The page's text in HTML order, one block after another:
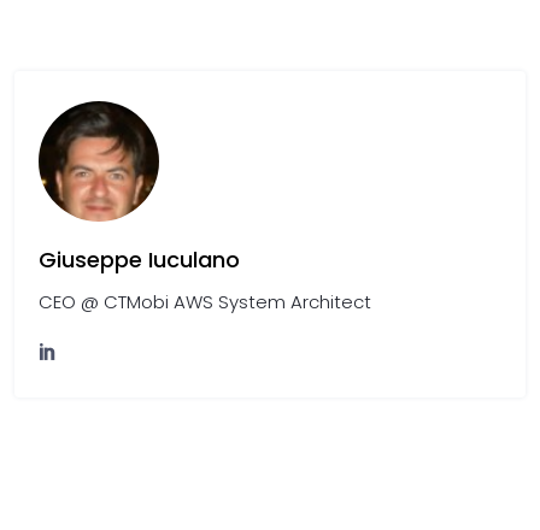
Giuseppe Iuculano
CEO @ CTMobi AWS System Architect